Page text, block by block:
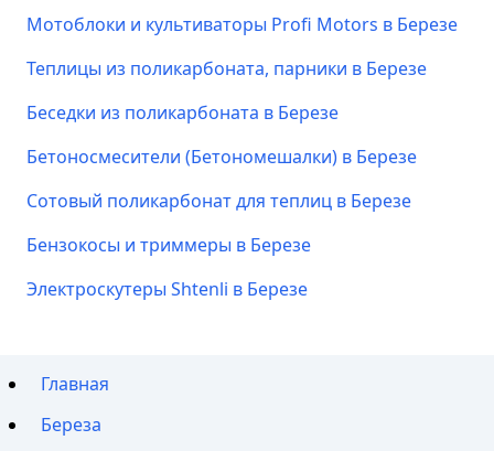
Мотоблоки и культиваторы Profi Motors в Березе
Теплицы из поликарбоната, парники в Березе
Беседки из поликарбоната в Березе
Бетоносмесители (Бетономешалки) в Березе
Сотовый поликарбонат для теплиц в Березе
Бензокосы и триммеры в Березе
Электроскутеры Shtenli в Березе
Главная
Береза